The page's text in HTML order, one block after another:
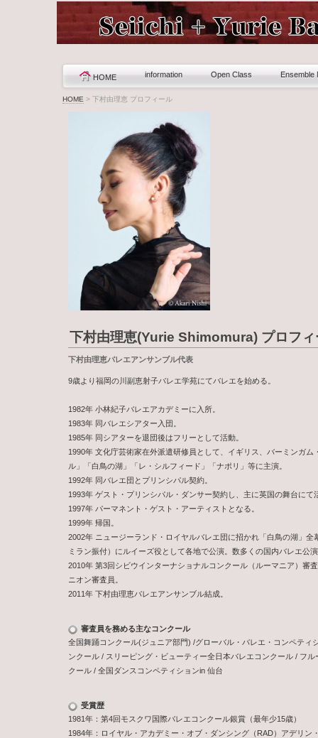
HOME information Open Class Ensemble
HOME > 下村由理恵 プロフィール
下村由理恵(Yurie Shimomura) プロフィ
下村由理恵バレエアンサンブル代表
9歳より福岡の川副恵射子バレエ学苑にてバレエを始める。
1982年 小林紀子バレエアカデミーに入所。
1983年 同バレエシアター入団。
1985年 同シアターを退団後はフリーとして活動。
1990年 文化庁芸術家在外派遣研修員として、イギリス、バーミンガ
ル」「白鳥の湖」「レ・シルフィード」「ナポリ」等に主演。
1992年 同バレエ団とプリンシパル契約。
1993年 ゲスト・プリンシパル・ダンサー契約し、主に英国の舞台にて
1997年 パーマネント・ゲスト・アーティストとなる。
1999年 帰国。
2002年 ニュージーランド・ロイヤルバレエ団に招かれ「白鳥の湖」
ミラン振付）にルイーズ役として各地で公演。数多くの国内バレエ
2010年 第3回シビウインターナショナルコンクール（ルーマニア）審
ニオン審査員。
2011年 下村由理恵バレエアンサンブル結成。
審査員を務める主なコンクール
全国舞踊コンクール(ジュニア部門) /グローバル・バレエ・コンペテ
ンクール / スリーピング・ビューティー全日本バレエコンクール / フ
クール / 全国ダンスコンペティションin 仙台
受賞歴
1981年：第4回モスクワ国際バレエコンクール銀賞（最年少15歳）
1984年：ロイヤル・アカデミー・オブ・ダンシング（RAD）アデリン